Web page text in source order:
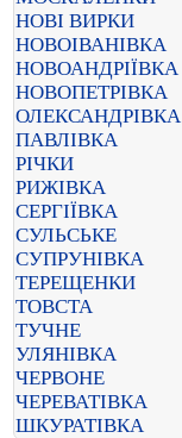
НОВІ ВИРКИ
НОВОІВАНІВКА
НОВОАНДРІЇВКА
НОВОПЕТРІВКА
ОЛЕКСАНДРІВКА
ПАВЛІВКА
РІЧКИ
РИЖІВКА
СЕРГІЇВКА
СУЛЬСЬКЕ
СУПРУНІВКА
ТЕРЕЩЕНКИ
ТОВСТА
ТУЧНЕ
УЛЯНІВКА
ЧЕРВОНЕ
ЧЕРЕВАТІВКА
ШКУРАТІВКА